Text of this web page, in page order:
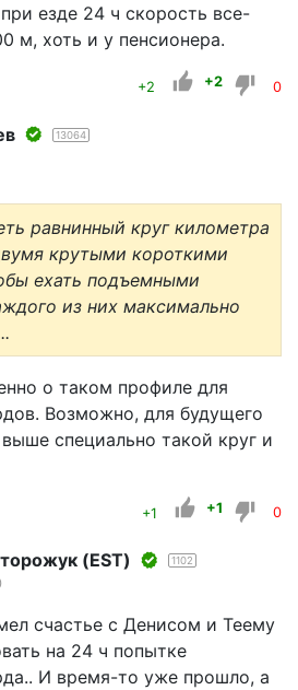
езде 24 ч скорость все-
м, хоть и у пенсионера.
+2 +2 0
13064
равнинный круг километра
крутыми короткими
ехать подъемными
из них максимально
о таком профиле для
Возможно, для будущего
специально такой круг и
+1 +1 0
(EST) 1102
счастье с Денисом и Теему
на 24 ч попытке
И время-то уже прошло, а